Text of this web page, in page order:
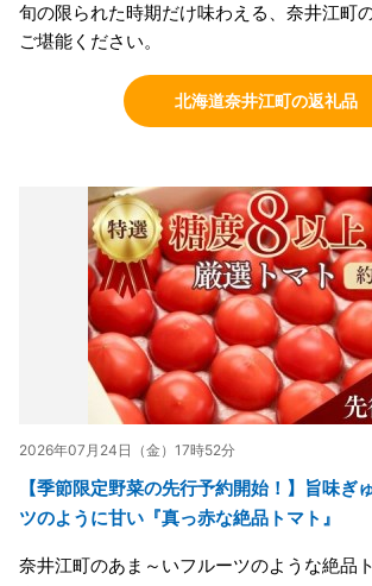
旬の限られた時期だけ味わえる、奈井江町
ご堪能ください。
北海道奈井江町の返礼品
2026年07月24日（金）17時52分
【季節限定野菜の先行予約開始！】旨味ぎ
ツのように甘い『真っ赤な絶品トマト』
奈井江町のあま～いフルーツのような絶品